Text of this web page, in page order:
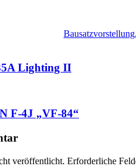
Bausatzvorstellung,
Lighting II
F-4J „VF-84“
veröffentlicht. Erforderliche